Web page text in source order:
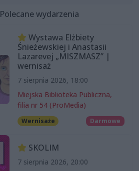
Polecane wydarzenia
Wystawa Elżbiety
Śnieżewskiej i Anastasii
Lazarevej „MISZMASZ” |
wernisaż
7 sierpnia 2026, 18:00
Miejska Biblioteka Publiczna,
filia nr 54 (ProMedia)
Wernisaże Darmowe
SKOLIM
7 sierpnia 2026, 20:00